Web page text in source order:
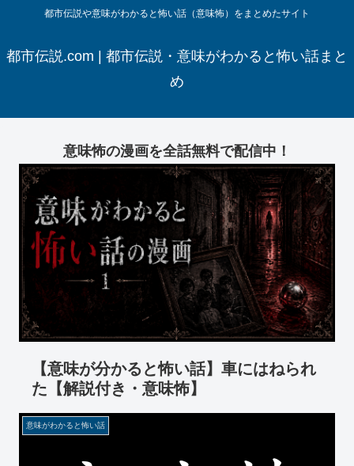
都市伝説や意味がわかると怖い話（意味怖）をまとめたサイト
都市伝説.com | 都市伝説・意味がわかると怖い話まと
め
意味怖の漫画を全話無料で配信中！
【意味が分かると怖い話】車にはねられ
た【解説付き・意味怖】
意味がわかると怖い話